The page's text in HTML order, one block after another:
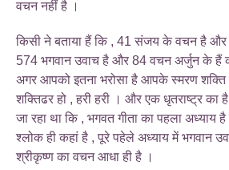
वचन नहीं है ।
किसी ने बताया हैं कि , 41 संजय के वचन है
574 भगवान उवाच है और 84 वचन अर्जुन के हैं
अगर आपको इतना भरोसा है आपके स्मरण
शक्तिढर हो , हरी हरी । और एक धृतराष्ट्र का
जा रहा था कि , भगवत गीता का पहला अध्याय
श्लोक ही कहां है , पूरे पहेले अध्याय में भगवान
श्रीकृष्ण का वचन आधा ही है ।